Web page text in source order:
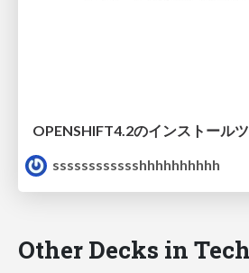
sssssssssssshhhhhhhhhh
Other Decks in